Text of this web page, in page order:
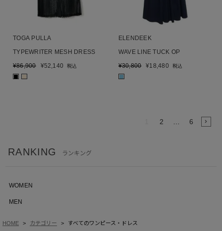
TOGA PULLA
TYPEWRITER MESH DRESS
¥86,900 ¥52,140 税込
ELENDEEK
WAVE LINE TUCK OP
¥30,800 ¥18,480 税込
2 6
RANKING ランキング
WOMEN
MEN
HOME カテゴリー すべてのワンピース・ドレス